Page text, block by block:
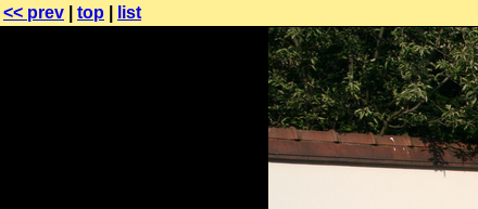
<< prev top list